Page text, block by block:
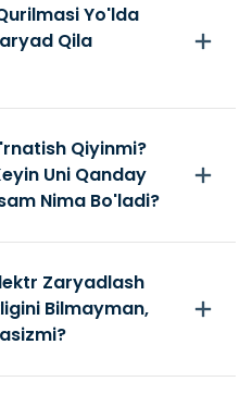
Yo'lda
Qila
Qiyinmi?
Uni Qanday
Nima Bo'ladi?
Zaryadlash
Bilmayman,